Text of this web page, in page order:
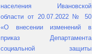
населения Ивановской
области от 20.07.2022 № 50
«О внесении изменений в
приказ Департамента
социальной защиты